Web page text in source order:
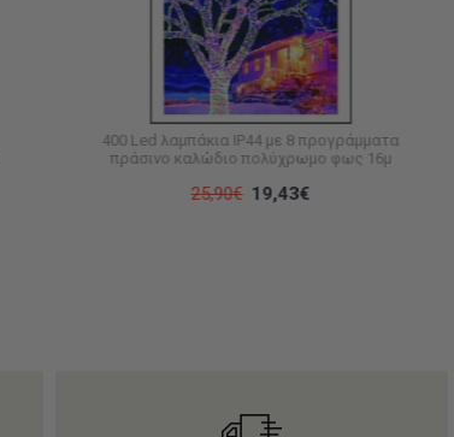
400 Led λαμπάκια IP44 με 8 προγράμματα
πράσινο καλώδιο πολύχρωμο φως 16μ
25,90€ 19,43€